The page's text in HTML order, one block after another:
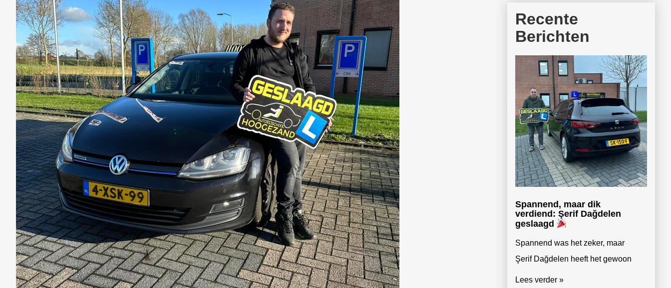
Recente
Berichten
Spannend, maar dik
verdiend: Şerif Dağdelen
geslaagd
Spannend was het zeker, maar
Şerif Dağdelen heeft het gewoon
Lees verder »